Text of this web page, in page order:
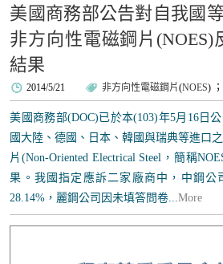
美國商務部公告對自我國
非方向性電磁鋼片(NOES)
結果
2014/5/21 非方向性電磁鋼片(NOES) ；
美國商務部(DOC)已於本(103)年5月16日
國大陸、德國、日本、韓國與瑞典等進口
片(Non-Oriented Electrical Steel，簡稱
果。我國指定應訴二家廠商中，中鋼公
28.14%，麗鋼公司因未填答問卷...More